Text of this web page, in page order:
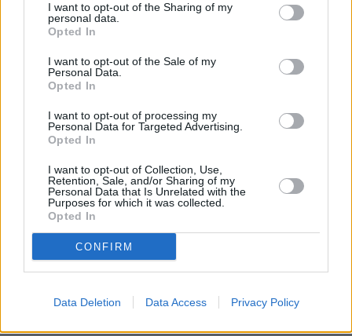
I want to opt-out of the Sharing of my
personal data.
Opted In
I want to opt-out of the Sale of my
Personal Data.
Opted In
I want to opt-out of processing my
Personal Data for Targeted Advertising.
Opted In
I want to opt-out of Collection, Use,
Retention, Sale, and/or Sharing of my
Personal Data that Is Unrelated with the
Purposes for which it was collected.
Opted In
CONFIRM
Data Deletion Data Access Privacy Policy
29 października 2025, 06:05
"Mogłeś kogoś zabić". Odpowiedział:
"No i co z tego?". Historie z drogówki
Polityka krajowa